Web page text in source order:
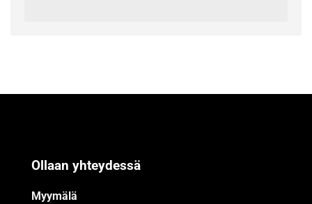
Ollaan yhteydessä
Myymälä